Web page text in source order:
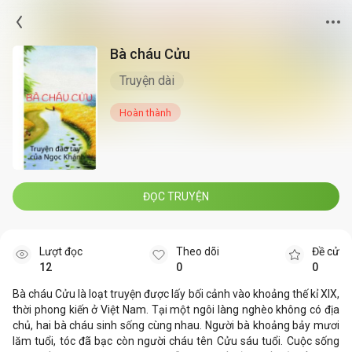
Bà cháu Cửu
Truyện dài
Hoàn thành
ĐỌC TRUYỆN
Lượt đọc
12
Theo dõi
0
Đề cử
0
Bà cháu Cửu là loạt truyện được lấy bối cảnh vào khoảng thế kỉ XIX,
thời phong kiến ở Việt Nam. Tại một ngôi làng nghèo không có địa
chủ, hai bà cháu sinh sống cùng nhau. Người bà khoảng bảy mươi
lăm tuổi, tóc đã bạc còn người cháu tên Cửu sáu tuổi. Cuộc sống